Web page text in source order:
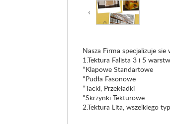
Nasza Firma specjalizuje
1.Tektura Falista 3 i 5
*Klapowe Standartowe
*Pudła Fasonowe
*Tacki, Przekładki
*Skrzynki Tekturowe
2.Tektura Lita, wszelkiego